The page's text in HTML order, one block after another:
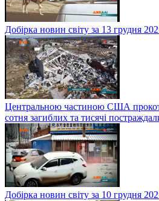
Добірка новин світу за 13 грудня
Центральною частиною США
сотня загиблих та тисячі
Добірка новин світу за 10 грудня